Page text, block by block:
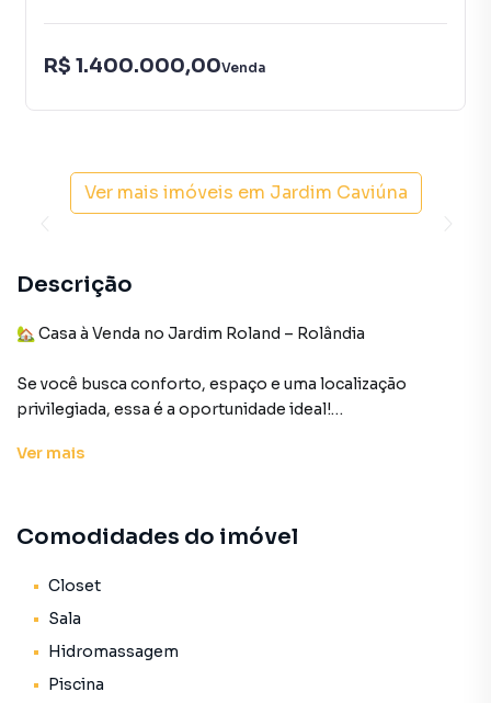
R$ 1.400.000,00Venda
Ver mais imóveis em Jardim Caviúna
Descrição
🏡 Casa à Venda no Jardim Roland – Rolândia
Se você busca conforto, espaço e uma localização
privilegiada, essa é a oportunidade ideal!
✨ Imóvel com **260 m² de construção**, além de
* 3 dormitórios (sendo 1 suíte com closet)
* Sala de jantar
* Sala de TV
Ver mais
Comodidades do imóvel
Closet
Sala
Hidromassagem
Piscina